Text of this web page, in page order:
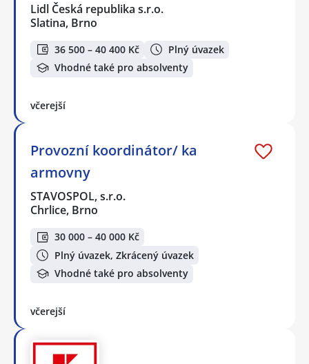
Lidl Česká republika s.r.o.
Slatina, Brno
36 500 – 40 400 Kč
Plný úvazek
Vhodné také pro absolventy
včerejší
Provozní koordinátor/ ka
armovny
STAVOSPOL, s.r.o.
Chrlice, Brno
30 000 – 40 000 Kč
Plný úvazek, Zkrácený úvazek
Vhodné také pro absolventy
včerejší